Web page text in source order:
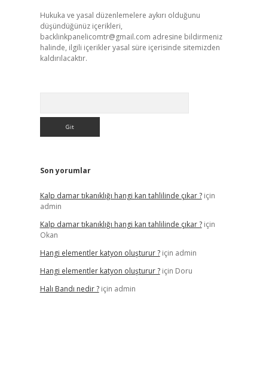
Hukuka ve yasal düzenlemelere aykırı olduğunu
düşündüğünüz içerikleri,
backlinkpanelicomtr@gmail.com adresine bildirmeniz
halinde, ilgili içerikler yasal süre içerisinde sitemizden
kaldırılacaktır.
Son yorumlar
Kalp damar tıkanıklığı hangi kan tahlilinde çıkar ?için
admin
Kalp damar tıkanıklığı hangi kan tahlilinde çıkar ?için
Okan
Hangi elementler katyon oluşturur ?için admin
Hangi elementler katyon oluşturur ?için Doru
Halı Bandı nedir ?için admin